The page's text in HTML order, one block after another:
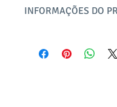
INFORMAÇÕES DO
longa e modelagem bem
blusa elegante e